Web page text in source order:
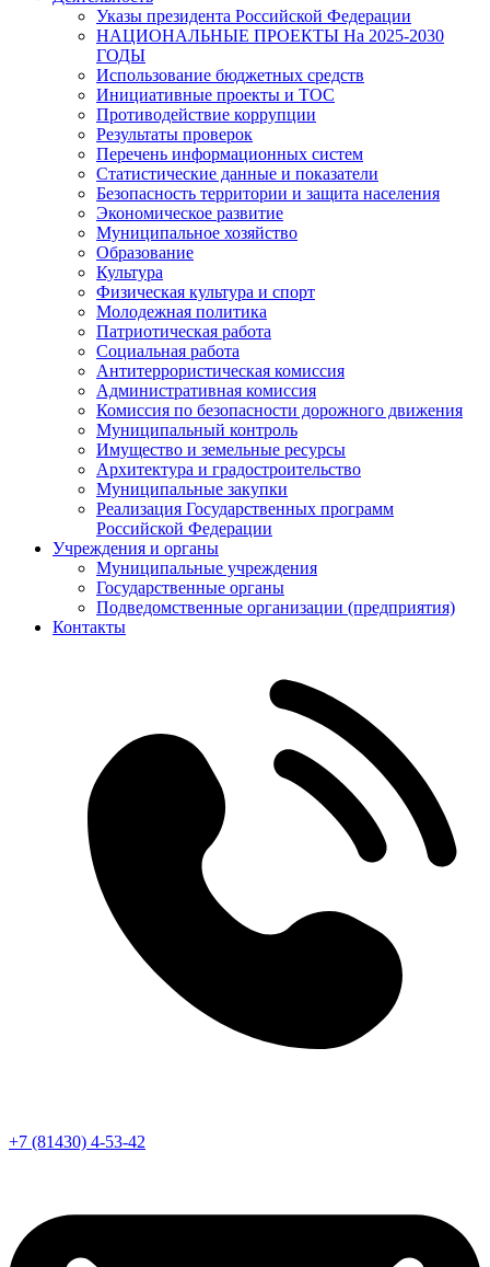
Указы президента Российской Федерации
НАЦИОНАЛЬНЫЕ ПРОЕКТЫ На 2025-2030
ГОДЫ
Использование бюджетных средств
Инициативные проекты и ТОС
Противодействие коррупции
Результаты проверок
Перечень информационных систем
Статистические данные и показатели
Безопасность территории и защита населения
Экономическое развитие
Муниципальное хозяйство
Образование
Культура
Физическая культура и спорт
Молодежная политика
Патриотическая работа
Социальная работа
Антитеррористическая комиссия
Административная комиссия
Комиссия по безопасности дорожного движения
Муниципальный контроль
Имущество и земельные ресурсы
Архитектура и градостроительство
Муниципальные закупки
Реализация Государственных программ
Российской Федерации
Учреждения и органы
Муниципальные учреждения
Государственные органы
Подведомственные организации (предприятия)
Контакты
+7 (81430) 4-53-42